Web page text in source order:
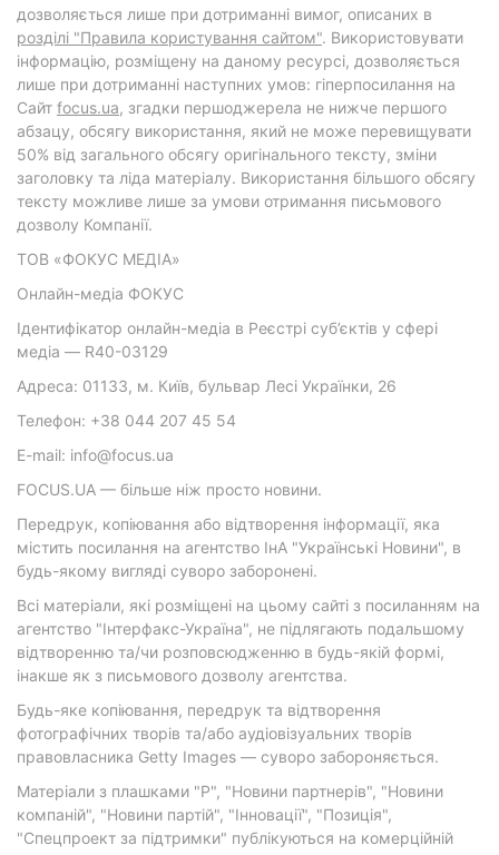
дозволяється лише при дотриманні вимог, описаних в
розділі "Правила користування сайтом". Використовувати
інформацію, розміщену на даному ресурсі, дозволяється
лише при дотриманні наступних умов: гіперпосилання на
Cайт focus.ua, згадки першоджерела не нижче першого
абзацу, обсягу використання, який не може перевищувати
50% від загального обсягу оригінального тексту, зміни
заголовку та ліда матеріалу. Використання більшого обсягу
тексту можливе лише за умови отримання письмового
дозволу Компанії.
ТОВ «ФОКУС МЕДІА»
Онлайн-медіа ФОКУС
Ідентифікатор онлайн-медіа в Реєстрі суб’єктів у сфері
медіа — R40-03129
Адреса: 01133, м. Київ, бульвар Лесі Українки, 26
Телефон: +38 044 207 45 54
E-mail: info@focus.ua
FOCUS.UA — більше ніж просто новини.
Передрук, копіювання або відтворення інформації, яка
містить посилання на агентство ІнА "Українські Новини", в
будь-якому вигляді суворо заборонені.
Всі матеріали, які розміщені на цьому сайті з посиланням на
агентство "Інтерфакс-Україна", не підлягають подальшому
відтворенню та/чи розповсюдженню в будь-якій формі,
інакше як з письмового дозволу агентства.
Будь-яке копіювання, передрук та відтворення
фотографічних творів та/або аудіовізуальних творів
правовласника Getty Images — суворо забороняється.
Матеріали з плашками "Р", "Новини партнерів", "Новини
компаній", "Новини партій", "Інновації", "Позиція",
"Спецпроект за підтримки" публікуються на комерційній